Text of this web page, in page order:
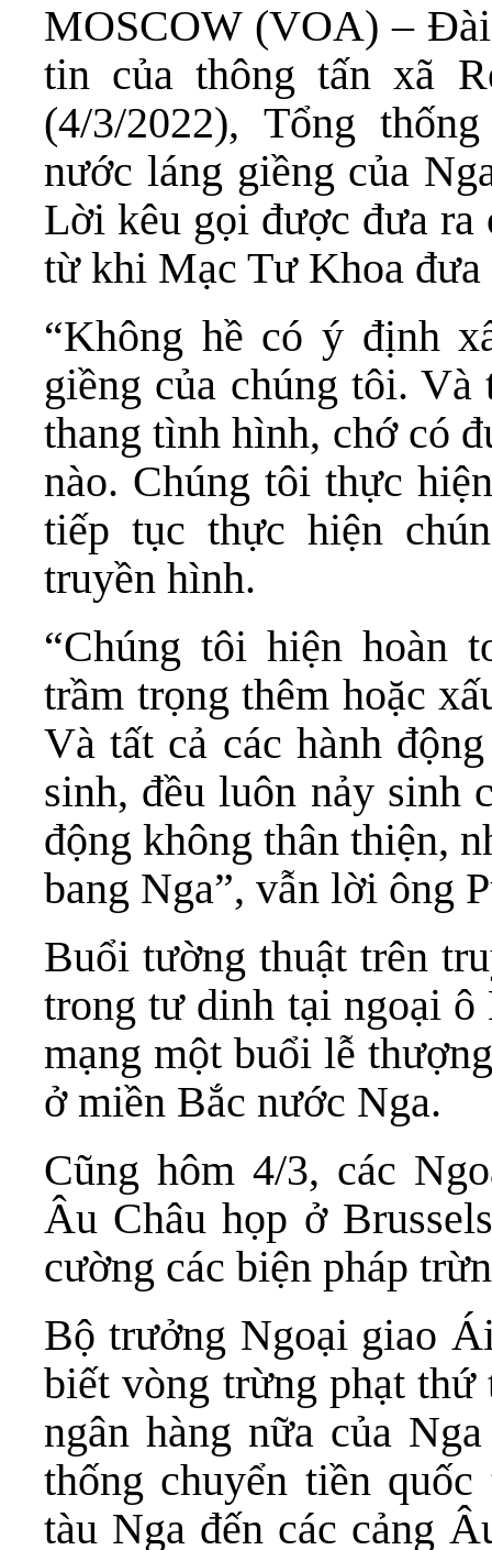
MOSCOW (VOA) –
tin của thông tấn xã
(4/3/2022), Tổng
nước láng giềng của
Lời kêu gọi được đưa ra
từ khi Mạc Tư Khoa
“Không hề có ý định
giềng của chúng tôi.
thang tình hình, chớ có
nào. Chúng tôi thực
tiếp tục thực hiện
truyền hình.
“Chúng tôi hiện hoàn
trầm trọng thêm hoặc
Và tất cả các hành
sinh, đều luôn nảy sinh
động không thân thiện,
bang Nga”, vẫn lời ông
Buổi tường thuật trên
trong tư dinh tại ngoại
mạng một buổi lễ
ở miền Bắc nước Nga.
Cũng hôm 4/3, các
Âu Châu họp ở
cường các biện pháp
Bộ trưởng Ngoại giao
biết vòng trừng phạt thứ
ngân hàng nữa của
thống chuyển tiền
tàu Nga đến các cảng